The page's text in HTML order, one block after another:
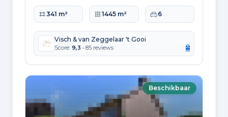
Woonoppervlakte
341 m² Perceeloppervlakte
1445 m² Slaapkamers
6
Visch & van Zeggelaar 't Gooi
Score: 9,3 • 85 reviews
Beschikbaar